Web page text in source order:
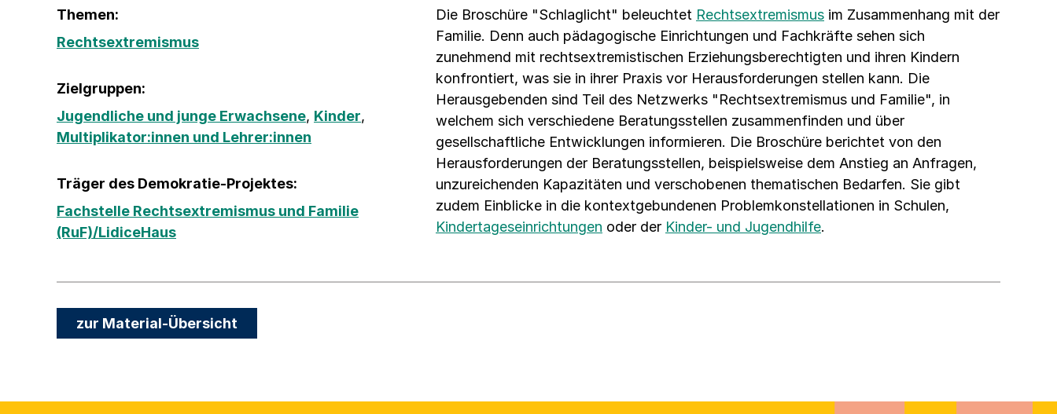
Themen:
Rechtsextremismus
Zielgruppen:
Jugendliche und junge Erwachsene, Kinder,
Multiplikator:innen und Lehrer:innen
Träger des Demokratie-Projektes:
Fachstelle Rechtsextremismus und Familie
(RuF)/LidiceHaus
Die Broschüre "Schlaglicht" beleuchtet Rechtsextremismus im Zusammenhang mit der
Familie. Denn auch pädagogische Einrichtungen und Fachkräfte sehen sich
zunehmend mit rechtsextremistischen Erziehungsberechtigten und ihren Kindern
konfrontiert, was sie in ihrer Praxis vor Herausforderungen stellen kann. Die
Herausgebenden sind Teil des Netzwerks "Rechtsextremismus und Familie", in
welchem sich verschiedene Beratungsstellen zusammenfinden und über
gesellschaftliche Entwicklungen informieren. Die Broschüre berichtet von den
Herausforderungen der Beratungsstellen, beispielsweise dem Anstieg an Anfragen,
unzureichenden Kapazitäten und verschobenen thematischen Bedarfen. Sie gibt
zudem Einblicke in die kontextgebundenen Problemkonstellationen in Schulen,
Kindertageseinrichtungen oder der Kinder- und Jugendhilfe.
zur Material-Übersicht